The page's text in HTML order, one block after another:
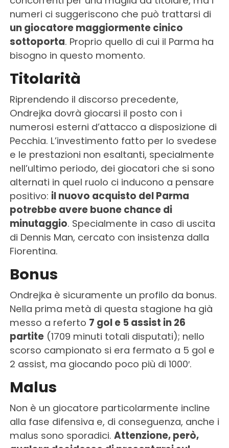
numeri ci suggeriscono che può trattarsi di
un giocatore maggiormente cinico
sottoporta. Proprio quello di cui il Parma ha
bisogno in questo momento.
Titolarità
Riprendendo il discorso precedente,
Ondrejka dovrà giocarsi il posto con i
numerosi esterni d’attacco a disposizione di
Pecchia. L’investimento fatto per lo svedese
e le prestazioni non esaltanti, specialmente
nell’ultimo periodo, dei giocatori che si sono
alternati in quel ruolo ci inducono a pensare
positivo: il nuovo acquisto del Parma
potrebbe avere buone chance di
minutaggio. Specialmente in caso di uscita
di Dennis Man, cercato con insistenza dalla
Fiorentina.
Bonus
Ondrejka è sicuramente un profilo da bonus.
Nella prima metà di questa stagione ha già
messo a referto 7 gol e 5 assist in 26
partite(1709 minuti totali disputati); nello
scorso campionato si era fermato a 5 gol e
2 assist, ma giocando poco più di 1000′.
Malus
Non è un giocatore particolarmente incline
alla fase difensiva e, di conseguenza, anche i
malus sono sporadici. Attenzione, però,